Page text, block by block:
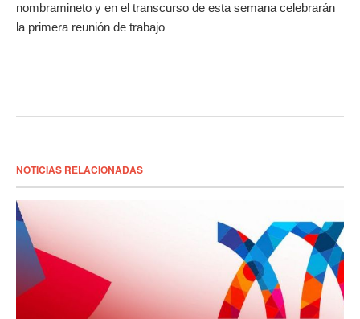
nombramineto y en el transcurso de esta semana celebrarán
la primera reunión de trabajo
NOTICIAS RELACIONADAS